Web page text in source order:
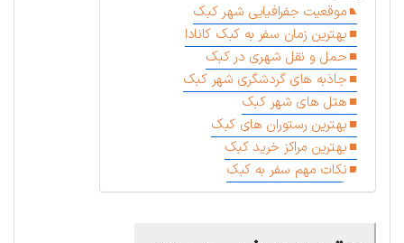
موقعیت جفرافیایی شهر کبک
بهترین زمان سفر به کبک کانادا
حمل و نقل شهری در کبک
جاذبه های گردشگری شهر کبک
هتل های شهر کبک
بهترین رستوران های کبک
بهترین مراکز خرید کبک
نکات مهم سفر به کبک